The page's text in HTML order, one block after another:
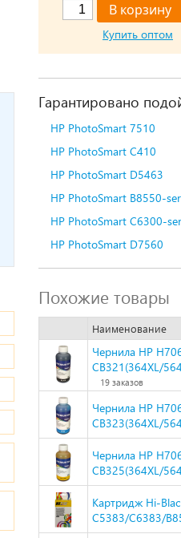
Купить оптом
Гарантировано
HP PhotoSmart 7510
HP PhotoSmart C410
HP PhotoSmart D5463
HP PhotoSmart B8550-ser
HP PhotoSmart C6300-ser
HP PhotoSmart D7560
Похожие товары
Наименование
Чернила HP
CB321(364XL/
19 заказов
Чернила HP
CB323(364XL/
Чернила HP
CB325(364XL/
Картридж Hi-
C5383/C6383/